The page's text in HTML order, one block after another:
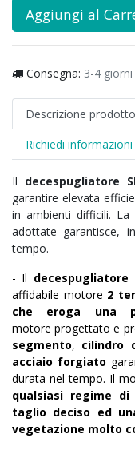
Aggiungi al
Consegna: 3-4 giorni
Descrizione prodotto
Richiedi informazioni
Il decespugliatore
garantire elevata
in ambienti difficili. La
adottate garantisce,
tempo.
- Il decespugliatore
affidabile motore 2
che eroga una
motore progettato e
segmento, cilindro
acciaio forgiato
durata nel tempo. Il
qualsiasi regime
taglio deciso ed
vegetazione molto